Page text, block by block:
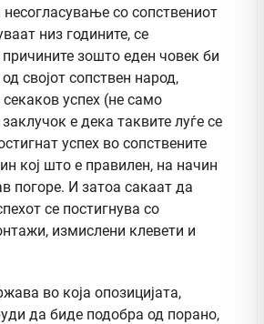
со сопствениот
низ годините, се
зошто еден човек би
својот сопствен народ,
успех (не само
е дека таквите луѓе се
успех во сопствените
кој што е правилен, на начин
погоре. И затоа сакаат да
се постигнува со
измислени клевети и
во која опозицијата,
да биде подобра од порано,